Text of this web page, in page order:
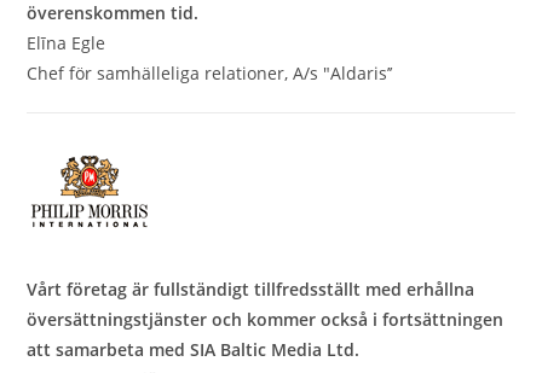
överenskommen tid.
Elīna Egle
Chef för samhälleliga relationer, A/s "Aldaris’’
Vårt företag är fullständigt tillfredsställt med erhållna
översättningstjänster och kommer också i fortsättningen
att samarbeta med SIA Baltic Media Ltd.